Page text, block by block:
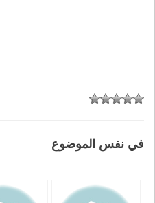
في نفس الموضوع